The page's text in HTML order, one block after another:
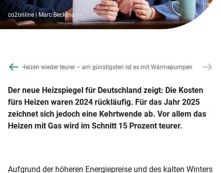
co2online | Marc Beckmann
2025: Heizen wieder teurer – am günstigsten ist es mit Wärmepumpen
Der neue Heizspiegel für Deutschland zeigt: Die Kosten
fürs Heizen waren 2024 rückläufig. Für das Jahr 2025
zeichnet sich jedoch eine Kehrtwende ab. Vor allem das
Heizen mit Gas wird im Schnitt 15 Prozent teurer.
Aufgrund der höheren Energiepreise und des kalten Winters